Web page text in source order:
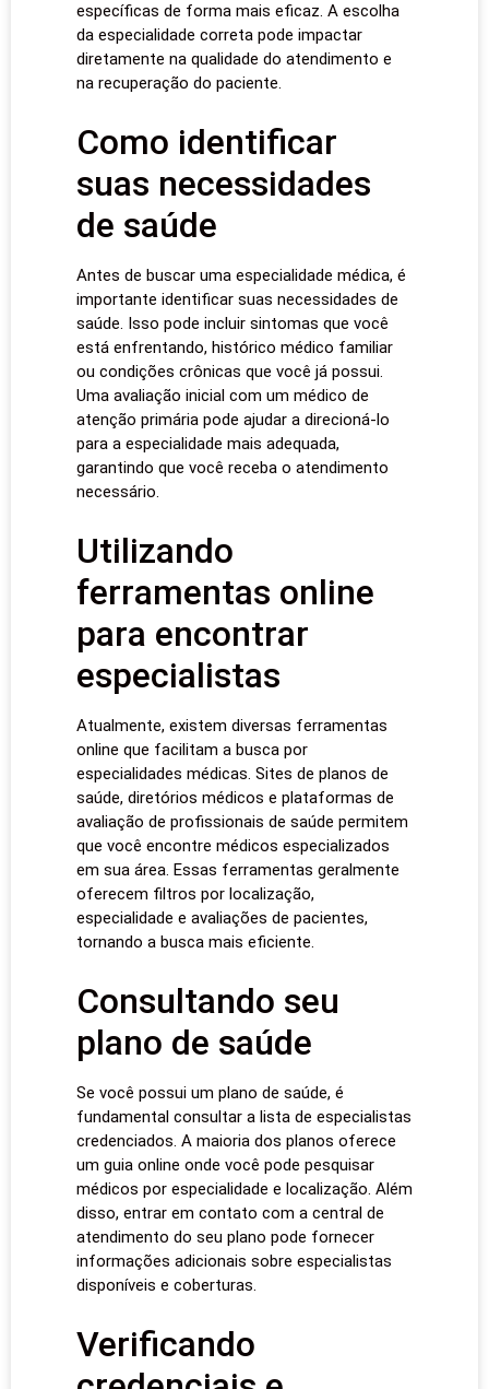
específicas de forma mais eficaz. A escolha
da especialidade correta pode impactar
diretamente na qualidade do atendimento e
na recuperação do paciente.
Como identificar
suas necessidades
de saúde
Antes de buscar uma especialidade médica, é
importante identificar suas necessidades de
saúde. Isso pode incluir sintomas que você
está enfrentando, histórico médico familiar
ou condições crônicas que você já possui.
Uma avaliação inicial com um médico de
atenção primária pode ajudar a direcioná-lo
para a especialidade mais adequada,
garantindo que você receba o atendimento
necessário.
Utilizando
ferramentas online
para encontrar
especialistas
Atualmente, existem diversas ferramentas
online que facilitam a busca por
especialidades médicas. Sites de planos de
saúde, diretórios médicos e plataformas de
avaliação de profissionais de saúde permitem
que você encontre médicos especializados
em sua área. Essas ferramentas geralmente
oferecem filtros por localização,
especialidade e avaliações de pacientes,
tornando a busca mais eficiente.
Consultando seu
plano de saúde
Se você possui um plano de saúde, é
fundamental consultar a lista de especialistas
credenciados. A maioria dos planos oferece
um guia online onde você pode pesquisar
médicos por especialidade e localização. Além
disso, entrar em contato com a central de
atendimento do seu plano pode fornecer
informações adicionais sobre especialistas
disponíveis e coberturas.
Verificando